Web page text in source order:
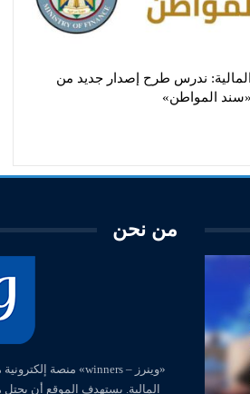
المالية: ندرس طرح إصدار جديد من
«سند المواطن»
من نحن
المالية. يستهدف الموقع أن